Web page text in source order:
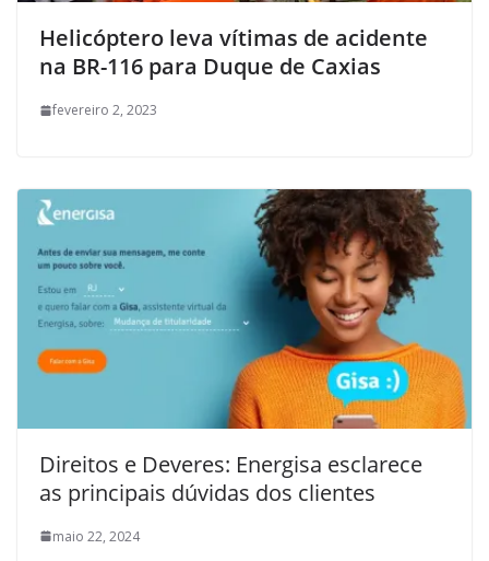
Helicóptero leva vítimas de acidente
na BR-116 para Duque de Caxias
fevereiro 2, 2023
Direitos e Deveres: Energisa esclarece
as principais dúvidas dos clientes
maio 22, 2024